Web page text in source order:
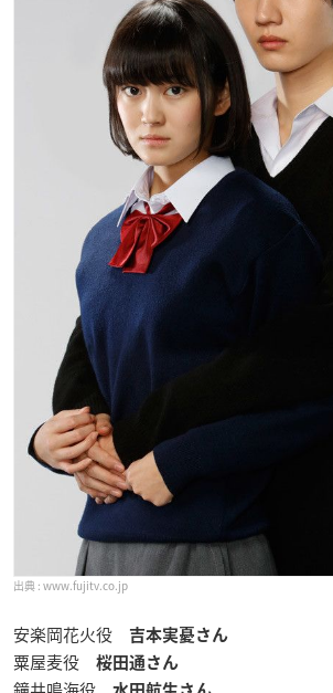
www.fujitv.co.jp
安楽岡花火役 吉本実憂さん
粟屋麦役 桜田通さん